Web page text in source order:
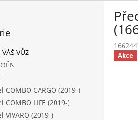
VÁŠ VŮZ
COMBO CARGO (2019-)
COMBO LIFE (2019-)
VIVARO (2019-)
Akce